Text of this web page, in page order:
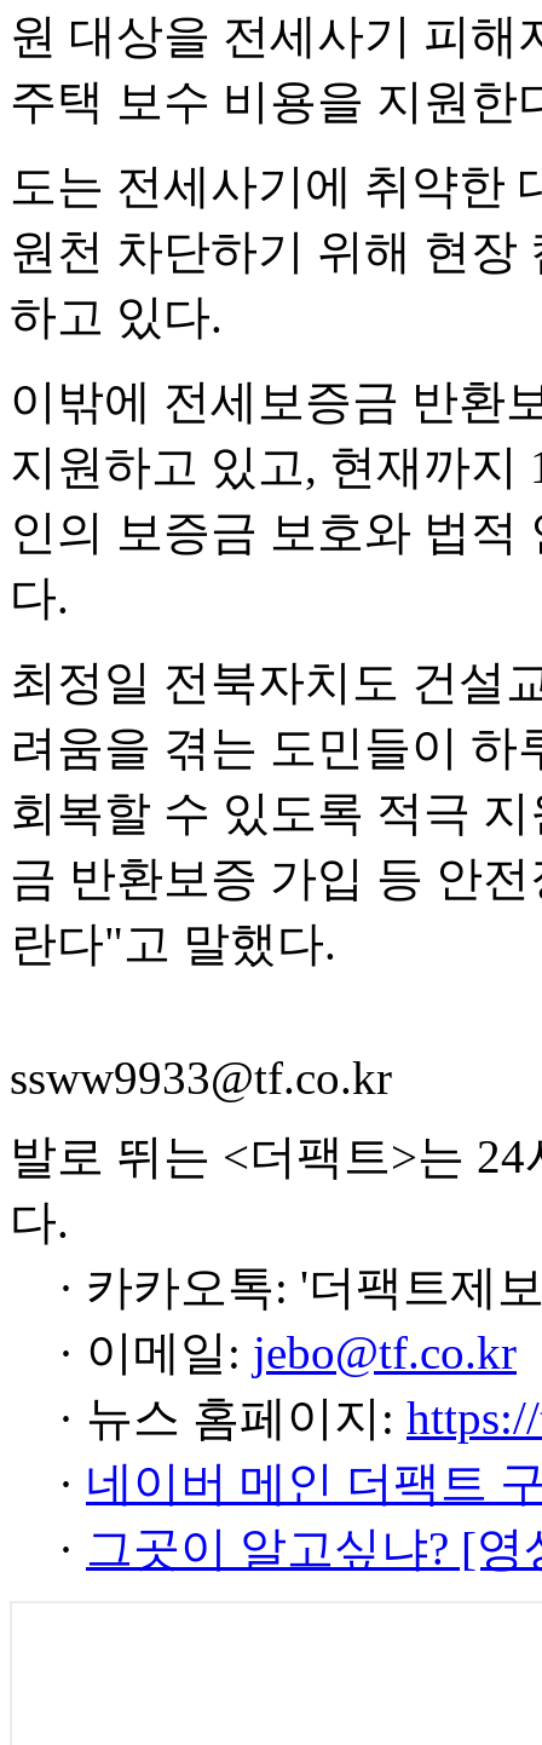
원 대상을 전세사기 피해
주택 보수 비용을 지원한
도는 전세사기에 취약한
원천 차단하기 위해 현장
하고 있다.
이밖에 전세보증금 반환
지원하고 있고, 현재까지
인의 보증금 보호와 법
다.
최정일 전북자치도 건설
려움을 겪는 도민들이
회복할 수 있도록 적극
금 반환보증 가입 등 안
란다"고 말했다.
ssww9933@tf.co.kr
발로 뛰는 <더팩트>는
다.
· 카카오톡: '더팩트제
· 이메일: jebo@tf.co.kr
· 뉴스 홈페이지:
· 네이버 메인 더팩트
· 그곳이 알고싶냐? [